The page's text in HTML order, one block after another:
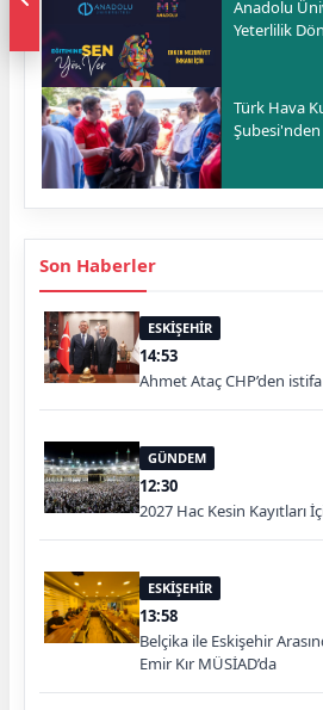
Anadolu
Yeterlilik
Türk Hava
Son Haberler
ESKİŞEHİR
14:53
Ahmet Ataç CHP’den
GÜNDEM
12:30
2027 Hac Kesin Kayıtları
ESKİŞEHİR
13:58
Belçika ile Eskişehir
Emir Kır MÜSİAD’da